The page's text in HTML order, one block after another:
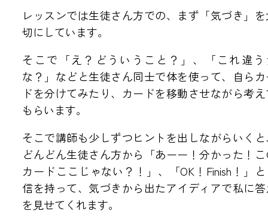
●金沢教室
●白山教室
●NEWS
●英会話 お問い合わせ
●海外留学 お問い合わせ
レッスンでは生徒さん方での、まず「気づき」
切にしています。
そこで「え？どういうこと？」、「これ違う
な？」などと生徒さん同士で体を使って、自ら
ドを分けてみたり、カードを移動させながら考
もらいます。
そこで講師も少しずつヒントを出しながらいく
どんどん生徒さん方から「あーー！分かった！
カードここじゃない？！」、「OK！Finish！」
信を持って、気づきから出たアイディアで私に
を見せてくれます。